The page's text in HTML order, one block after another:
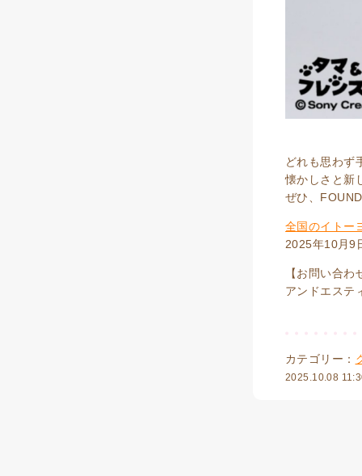
どれも思わず
懐かしさと新
ぜひ、
全国のイトー
2025年10月9
【お問い合わ
アンドエステ
カテゴリー：
2025.10.08